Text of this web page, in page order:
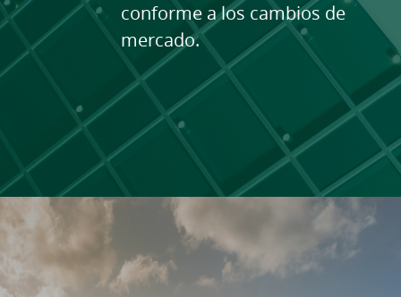
conforme a los cambios de
mercado.